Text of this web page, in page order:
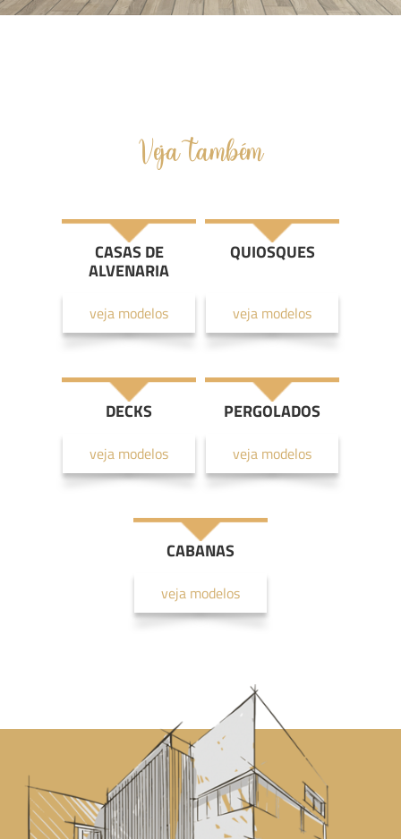
Veja também
CASAS DE
ALVENARIA
veja modelos
QUIOSQUES
veja modelos
DECKS
veja modelos
PERGOLADOS
veja modelos
CABANAS
veja modelos